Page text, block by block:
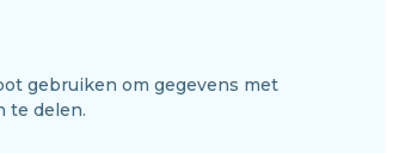
gebruiken om gegevens met
te delen.